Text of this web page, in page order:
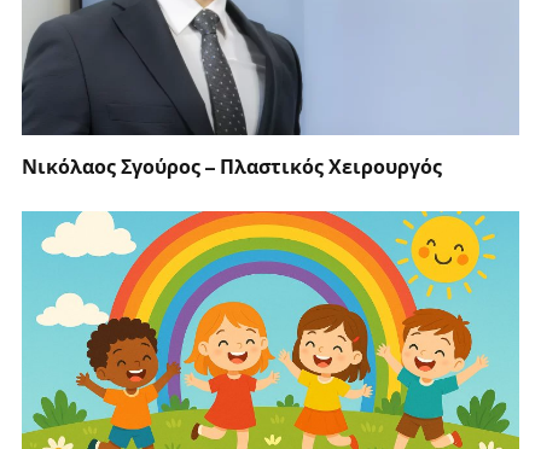
Νικόλαος Σγούρος – Πλαστικός Χειρουργός